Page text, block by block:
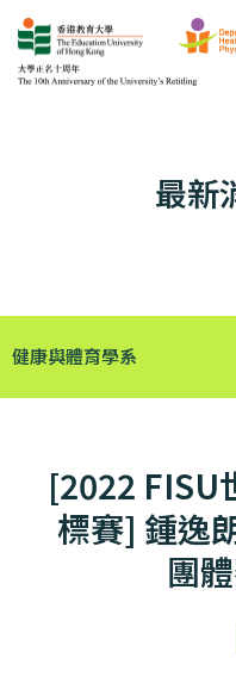
最新
健康與體育學系
[2022 FISU
標賽] 鍾逸
團